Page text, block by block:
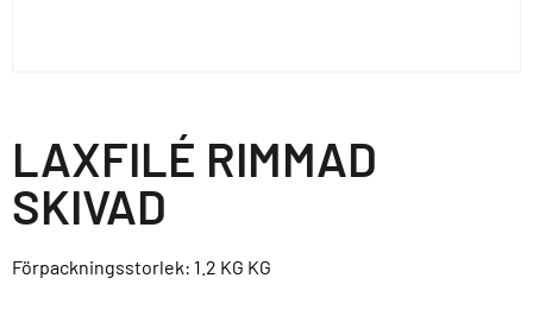
LAXFILÉ RIMMAD
SKIVAD
Förpackningsstorlek: 1.2 KG KG